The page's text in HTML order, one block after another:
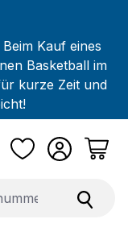
Kauf eines
Basketball im
kurze Zeit und